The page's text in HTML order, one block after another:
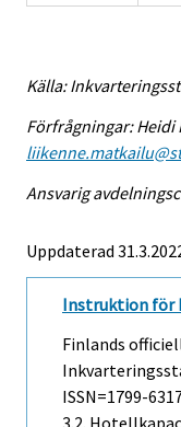
Källa:
Förfrågningar: Heidi
Ansvarig
Uppdaterad
Instruktion för
Finlands
ISSN=1799-